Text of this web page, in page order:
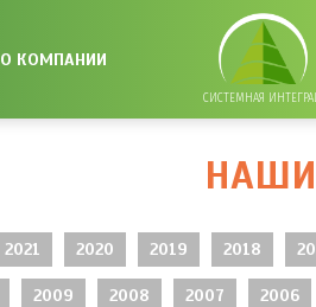
О КОМПАНИИ
СИСТЕМНАЯ
2021 2020 2019 2018
2009 2008 2007 2006